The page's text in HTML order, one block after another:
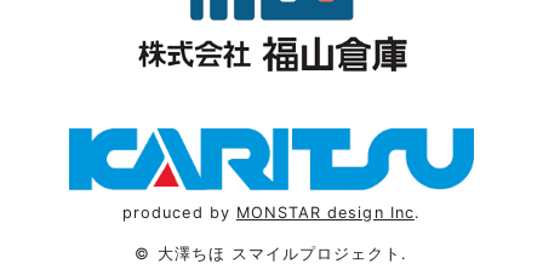
produced by MONSTAR design Inc.
© 大澤ちほ スマイルプロジェクト.